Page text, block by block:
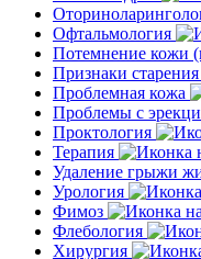
Офтальмология
Потемнение кожи
Признаки старения
Проблемная кожа
Проблемы с
Проктология
Терапия
Удаление грыжи
Урология
Фимоз
Флебология
Хирургия